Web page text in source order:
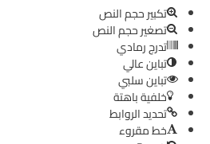
تكبير حجم النص
تصغير حجم النص
تدرج رمادي
تباين عالي
تباين سلبي
خلفية باهتة
تحديد الروابط
خط مقروء